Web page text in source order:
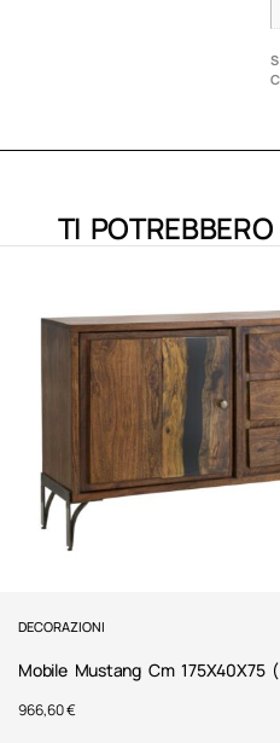
TI
DECORAZIONI
Mobile Mustang Cm 175X40X75
966,60€